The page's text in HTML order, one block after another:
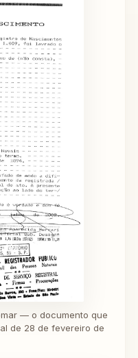
— o documento que
de 28 de fevereiro de